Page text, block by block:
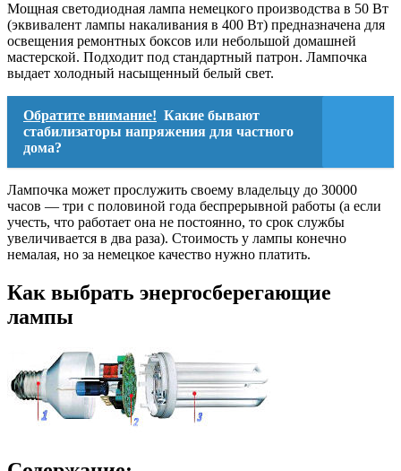
Мощная светодиодная лампа немецкого производства в 50 Вт
(эквивалент лампы накаливания в 400 Вт) предназначена для
освещения ремонтных боксов или небольшой домашней
мастерской. Подходит под стандартный патрон. Лампочка
выдает холодный насыщенный белый свет.
Обратите внимание! Какие бывают
стабилизаторы напряжения для частного
дома?
Лампочка может прослужить своему владельцу до 30000
часов — три с половиной года беспрерывной работы (а если
учесть, что работает она не постоянно, то срок службы
увеличивается в два раза). Стоимость у лампы конечно
немалая, но за немецкое качество нужно платить.
Как выбрать энергосберегающие
лампы